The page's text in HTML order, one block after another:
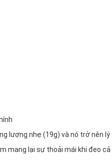
lượng nhẹ (19g) và nó trở nên
mang lại sự thoải mái khi đeo cả